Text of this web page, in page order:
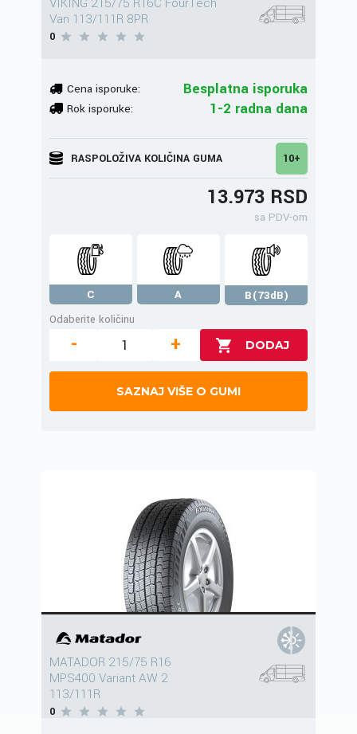
Van 113/111R 8PR
0
Cena isporuke: Besplatna isporuka
Rok isporuke: 1-2 radna dana
RASPOLOŽIVA KOLIČINA GUMA 10+
13.973 RSD
sa PDV-om
C A
B(73dB)
Odaberite količinu
- +
SAZNAJ VIŠE O GUMI
MATADOR 215/75 R16
MPS400 Variant AW 2
113/111R
0